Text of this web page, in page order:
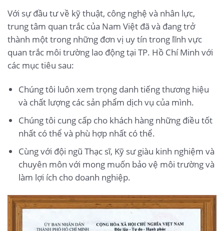
Với sự đầu tư về kỹ thuật, công nghệ và nhân lực,
trung tâm quan trắc của Nam Việt đã và đang trở
thành một trong những đơn vị uy tín trong lĩnh vực
quan trắc môi trường lao động tại TP. Hồ Chí Minh với
các mục tiêu sau:
Chúng tôi luôn xem trọng danh tiếng thương hiệu
và chất lượng các sản phẩm dịch vụ của mình.
Chúng tôi cung cấp cho khách hàng những điều tốt
nhất có thể và phù hợp nhất có thể.
Cùng với đội ngũ Thạc sĩ, Kỹ sư giàu kinh nghiệm và
chuyên môn với mong muốn bảo vệ môi trường và
làm lợi ích cho doanh nghiệp.